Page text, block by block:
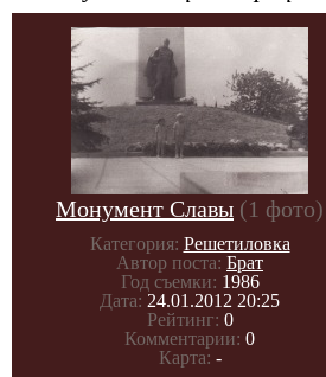
Монумент Славы (1 фото)
Категория: Решетиловка
Автор поста: Брат
Год съемки: 1986
Дата: 24.01.2012 20:25
Рейтинг: 0
Комментарии: 0
Карта: -